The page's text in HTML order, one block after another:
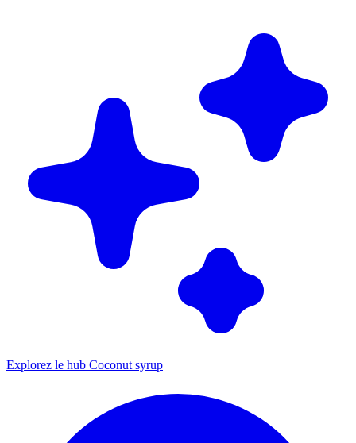
Explorez le hub Coconut syrup